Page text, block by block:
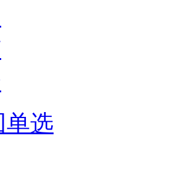
单选